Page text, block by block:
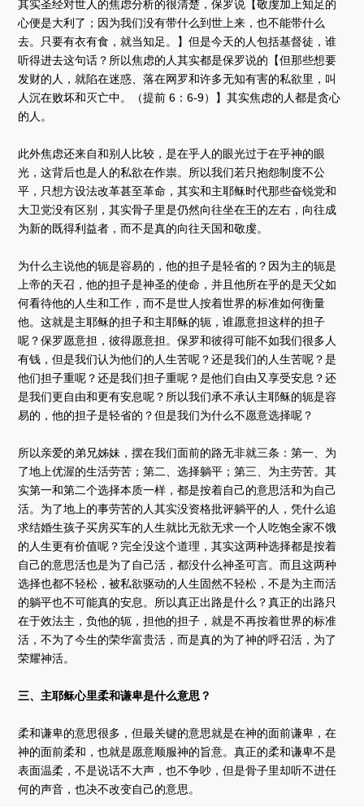
其实圣经对世人的焦虑分析的很清楚，保罗说【敬虔加上知足的
心便是大利了；因为我们没有带什么到世上来，也不能带什么
去。只要有衣有食，就当知足。】但是今天的人包括基督徒，谁
听得进去这句话？所以焦虑的人其实都是保罗说的【但那些想要
发财的人，就陷在迷惑、落在网罗和许多无知有害的私欲里，叫
人沉在败坏和灭亡中。（提前 6：6-9）】其实焦虑的人都是贪心
的人。
此外焦虑还来自和别人比较，是在乎人的眼光过于在乎神的眼
光，这背后也是人的私欲在作祟。所以我们若只抱怨制度不公
平，只想方设法改革甚至革命，其实和主耶稣时代那些奋锐党和
大卫党没有区别，其实骨子里是仍然向往坐在王的左右，向往成
为新的既得利益者，而不是真的向往天国和敬虔。
为什么主说他的轭是容易的，他的担子是轻省的？因为主的轭是
上帝的天召，他的担子是神圣的使命，并且他所在乎的是天父如
何看待他的人生和工作，而不是世人按着世界的标准如何衡量
他。这就是主耶稣的担子和主耶稣的轭，谁愿意担这样的担子
呢？保罗愿意担，彼得愿意担。保罗和彼得可能不如我们很多人
有钱，但是我们认为他们的人生苦呢？还是我们的人生苦呢？是
他们担子重呢？还是我们担子重呢？是他们自由又享受安息？还
是我们更自由和更有安息呢？所以我们承不承认主耶稣的轭是容
易的，他的担子是轻省的？但是我们为什么不愿意选择呢？
所以亲爱的弟兄姊妹，摆在我们面前的路无非就三条：第一、为
了地上优渥的生活劳苦；第二、选择躺平；第三、为主劳苦。其
实第一和第二个选择本质一样，都是按着自己的意思活和为自己
活。为了地上的事劳苦的人其实没资格批评躺平的人，凭什么追
求结婚生孩子买房买车的人生就比无欲无求一个人吃饱全家不饿
的人生更有价值呢？完全没这个道理，其实这两种选择都是按着
自己的意思活也是为了自己活，都没什么神圣可言。而且这两种
选择也都不轻松，被私欲驱动的人生固然不轻松，不是为主而活
的躺平也不可能真的安息。所以真正出路是什么？真正的出路只
在于效法主，负他的轭，担他的担子，就是不再按着世界的标准
活，不为了今生的荣华富贵活，而是真的为了神的呼召活，为了
荣耀神活。
三、主耶稣心里柔和谦卑是什么意思？
柔和谦卑的意思很多，但最关键的意思就是在神的面前谦卑，在
神的面前柔和，也就是愿意顺服神的旨意。真正的柔和谦卑不是
表面温柔，不是说话不大声，也不争吵，但是骨子里却听不进任
何的声音，也决不改变自己的意思。